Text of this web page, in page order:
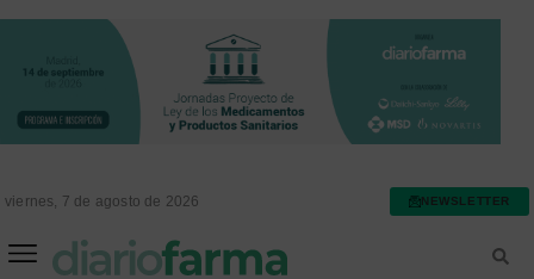
viernes, 7 de agosto de 2026 NEWSLETTER